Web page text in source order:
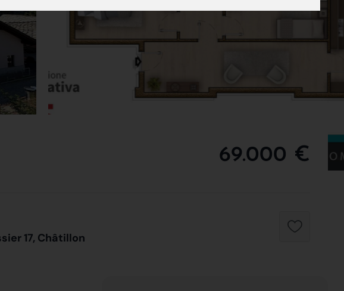
69.000 €
17, Châtillon